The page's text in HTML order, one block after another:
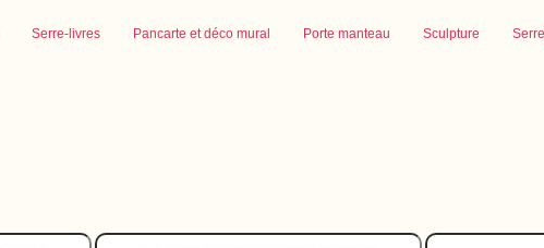
Serre-livres Pancarte et déco mural Porte manteau Sculpture